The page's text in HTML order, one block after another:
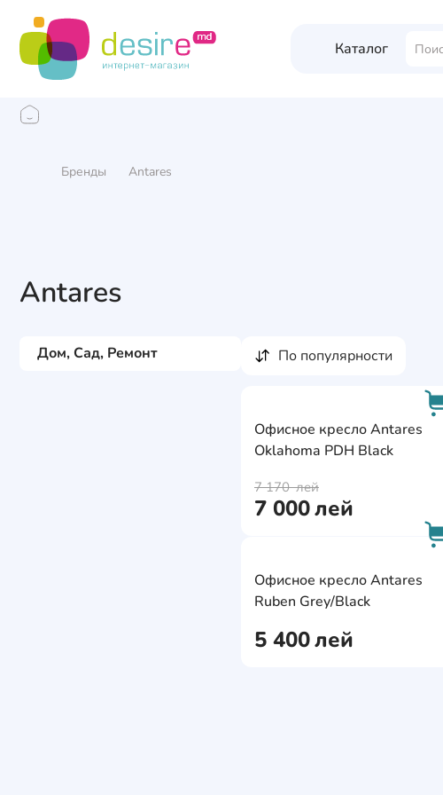
Каталог
Бренды Antares
Antares
Дом, Сад, Ремонт по популярности
Офисное кресло Antares
Oklahoma PDH Black
7 000лей
7 170лей
Офисное кресло Antares
Ruben Grey/Black
5 400лей